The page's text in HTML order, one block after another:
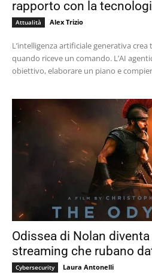
rapporto con la
Attualità Alex Trizio
L’intelligenza artificiale generativa
quando riceve un comando. L’AI
obiettivo, elaborare un piano e
Odissea di Nolan diventa
streaming che rubano
Cybersecurity Laura Antonelli